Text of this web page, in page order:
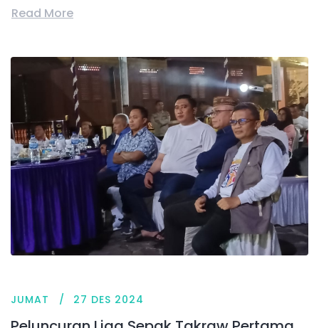
Read More
JUMAT 27 DES 2024